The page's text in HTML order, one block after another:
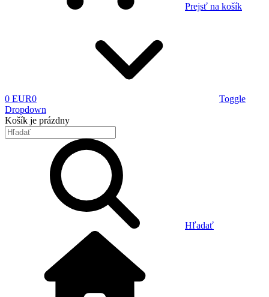
Prejsť na košík
0 EUR0
Toggle
Dropdown
Košík je prázdny
Hľadať